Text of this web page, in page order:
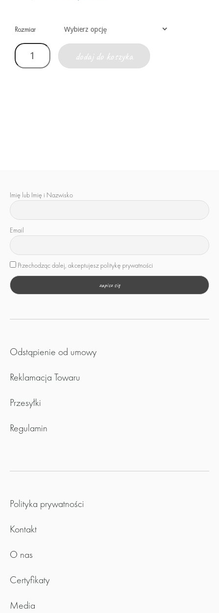
Rozmiar
dodaj do koszyka
Imię lub Imię i Nazwisko
Email
Przechodząc dalej, akceptujesz politykę prywatności
Odstąpienie od umowy
Reklamacja Towaru
Przesyłki
Regulamin
Polityka prywatności
Kontakt
O nas
Certyfikaty
Media